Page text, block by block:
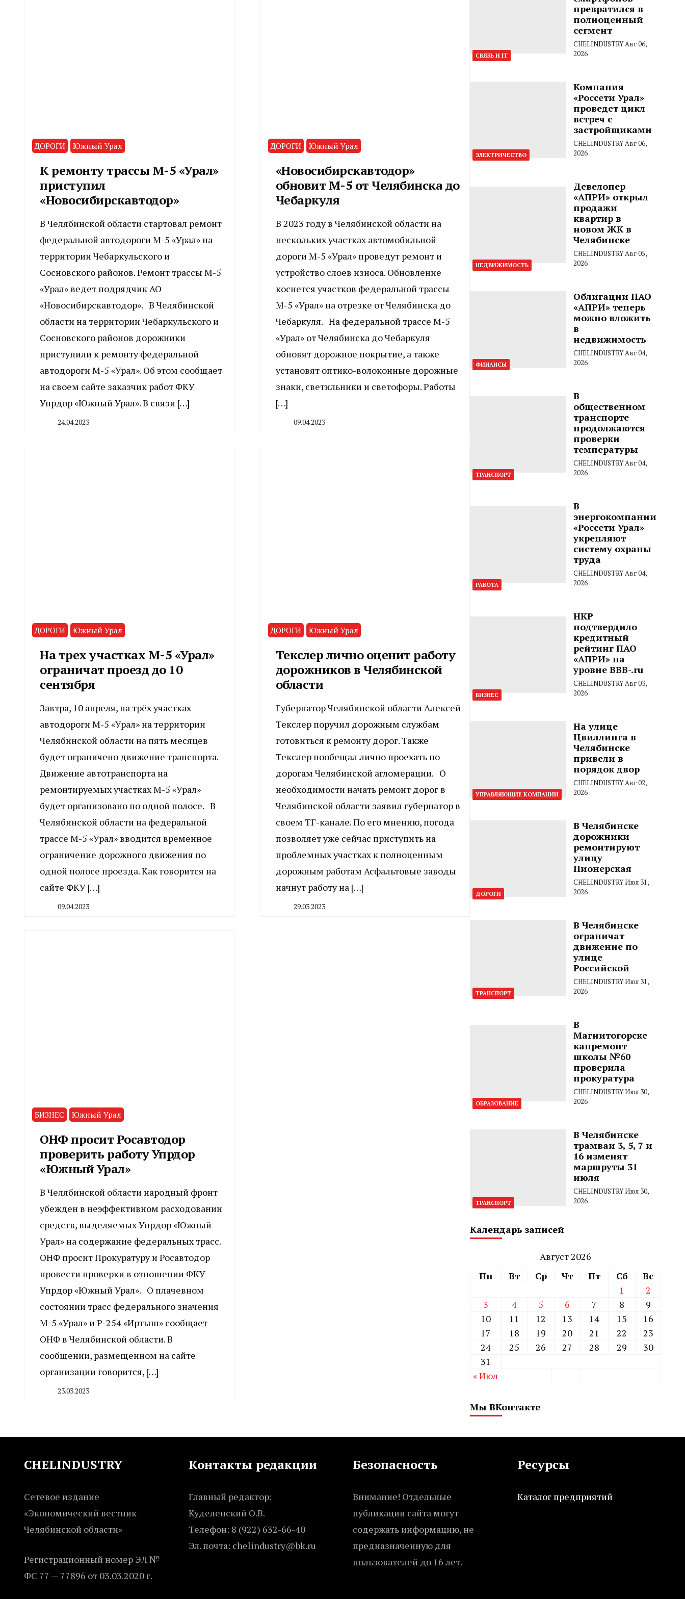
ДОРОГИ Южный Урал
К ремонту трассы М-5 «Урал»
приступил
«Новосибирскавтодор»
В Челябинской области стартовал ремонт
федеральной автодороги М-5 «Урал» на
территории Чебаркульского и
Сосновского районов. Ремонт трассы М-5
«Урал» ведет подрядчик АО
«Новосибирскавтодор». В Челябинской
области на территории Чебаркульского и
Сосновского районов дорожники
приступили к ремонту федеральной
автодороги М-5 «Урал». Об этом сообщает
на своем сайте заказчик работ ФКУ
Упрдор «Южный Урал». В связи […]
24.04.2023
ДОРОГИ Южный Урал
«Новосибирскавтодор»
обновит М-5 от Челябинска до
Чебаркуля
В 2023 году в Челябинской области на
нескольких участках автомобильной
дороги М-5 «Урал» проведут ремонт и
устройство слоев износа. Обновление
коснется участков федеральной трассы
М-5 «Урал» на отрезке от Челябинска до
Чебаркуля. На федеральной трассе М-5
«Урал» от Челябинска до Чебаркуля
обновят дорожное покрытие, а также
установят оптико-волоконные дорожные
знаки, светильники и светофоры. Работы
[…]
09.04.2023
ДОРОГИ Южный Урал
На трех участках М-5 «Урал»
ограничат проезд до 10
сентября
Завтра, 10 апреля, на трёх участках
автодороги М-5 «Урал» на территории
Челябинской области на пять месяцев
будет ограничено движение транспорта.
Движение автотранспорта на
ремонтируемых участках М-5 «Урал»
будет организовано по одной полосе. В
Челябинской области на федеральной
трассе М-5 «Урал» вводится временное
ограничение дорожного движения по
одной полосе проезда. Как говорится на
сайте ФКУ […]
09.04.2023
ДОРОГИ Южный Урал
Текслер лично оценит работу
дорожников в Челябинской
области
Губернатор Челябинской области Алексей
Текслер поручил дорожным службам
готовиться к ремонту дорог. Также
Текслер пообещал лично проехать по
дорогам Челябинской агломерации. О
необходимости начать ремонт дорог в
Челябинской области заявил губернатор в
своем ТГ-канале. По его мнению, погода
позволяет уже сейчас приступить на
проблемных участках к полноценным
дорожным работам Асфальтовые заводы
начнут работу на […]
29.03.2023
БИЗНЕС Южный Урал
ОНФ просит Росавтодор
проверить работу Упрдор
«Южный Урал»
В Челябинской области народный фронт
убежден в неэффективном расходовании
средств, выделяемых Упрдор «Южный
Урал» на содержание федеральных трасс.
ОНФ просит Прокуратуру и Росавтодор
провести проверки в отношении ФКУ
Упрдор «Южный Урал». О плачевном
состоянии трасс федерального значения
М-5 «Урал» и Р-254 «Иртыш» сообщает
ОНФ в Челябинской области. В
сообщении, размещенном на сайте
организации говорится, […]
23.03.2023
СВЯЗЬ И IT
превратился в
полноценный
сегмент
CHELINDUSTRYАвг 06,
2026
ЭЛЕКТРИЧЕСТВО
Компания
«Россети Урал»
проведет цикл
встреч с
застройщиками
CHELINDUSTRYАвг 06,
2026
НЕДВИЖИМОСТЬ
Девелопер
«АПРИ» открыл
продажи
квартир в
новом ЖК в
Челябинске
CHELINDUSTRYАвг 05,
2026
ФИНАНСЫ
Облигации ПАО
«АПРИ» теперь
можно вложить
в
недвижимость
CHELINDUSTRYАвг 04,
2026
ТРАНСПОРТ
В
общественном
транспорте
продолжаются
проверки
температуры
CHELINDUSTRYАвг 04,
2026
РАБОТА
В
энергокомпании
«Россети Урал»
укрепляют
систему охраны
труда
CHELINDUSTRYАвг 04,
2026
БИЗНЕС
НКР
подтвердило
кредитный
рейтинг ПАО
«АПРИ» на
уровне BBB-.ru
CHELINDUSTRYАвг 03,
2026
УПРАВЛЯЮЩИЕ КОМПАНИИ
На улице
Цвиллинга в
Челябинске
привели в
порядок двор
CHELINDUSTRYАвг 02,
2026
ДОРОГИ
В Челябинске
дорожники
ремонтируют
улицу
Пионерская
CHELINDUSTRYИюл 31,
2026
ТРАНСПОРТ
В Челябинске
ограничат
движение по
улице
Российской
CHELINDUSTRYИюл 31,
2026
ОБРАЗОВАНИЕ
В
Магнитогорске
капремонт
школы №60
проверила
прокуратура
CHELINDUSTRYИюл 30,
2026
ТРАНСПОРТ
В Челябинске
трамваи 3, 5, 7 и
16 изменят
маршруты 31
июля
CHELINDUSTRYИюл 30,
2026
Календарь записей
Август 2026
Пн
Вт Ср Чт Пт Сб
Вс
1
2
3
4 5 6 7 8
9
10
11 12 13 14 15
16
17
18 19 20 21 22
23
24
25 26 27 28 29
30
31
« Июл
Мы ВКонтакте
CHELINDUSTRY
Сетевое издание
«Экономический вестник
Челябинской области»
Регистрационный номер ЭЛ №
ФС 77 — 77896 от 03.03.2020 г.
Контакты редакции
Главный редактор:
Куделенский О.В.
Телефон: 8 (922) 632-66-40
Эл. почта: chelindustry@bk.ru
Безопасность
Внимание! Отдельные
публикации сайта могут
содержать информацию, не
предназначенную для
пользователей до 16 лет.
Ресурсы
Каталог предприятий